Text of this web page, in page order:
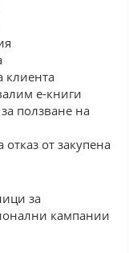
клиента
е-книги
ползване на
отказ от закупена
за
кампании